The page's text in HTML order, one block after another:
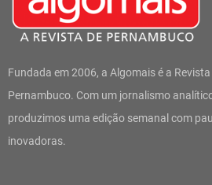
Fundada em 2006, a Algomais é a Revista
Pernambuco. Com um jornalismo
produzimos uma edição semanal com
inovadoras.